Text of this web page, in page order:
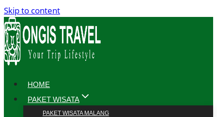
Skip to content
HOME
PAKET WISATA
PAKET WISATA MALANG